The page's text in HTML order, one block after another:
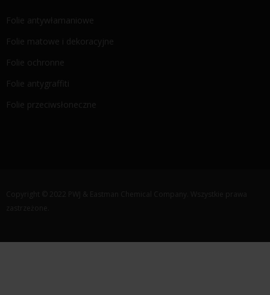
Folie antywłamaniowe
Folie matowe i dekoracyjne
Folie ochronne
Folie antygraffiti
Folie przeciwsłoneczne